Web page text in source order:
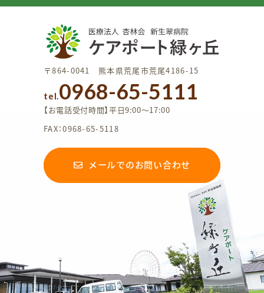
〒864-0041 熊本県荒尾市荒尾4186-15
tel.0968-65-5111
【お電話受付時間】平日9:00〜17:00
FAX：0968-65-5118
メールでのお問い合わせ